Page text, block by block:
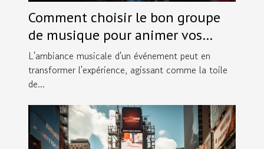
Comment choisir le bon groupe
de musique pour animer vos
événements spéciaux
L'ambiance musicale d'un événement peut en
transformer l'expérience, agissant comme la toile
de...